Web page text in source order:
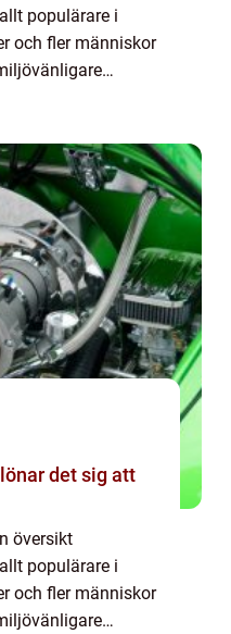
populärare i
och fler människor
översikt
populärare i
och fler människor